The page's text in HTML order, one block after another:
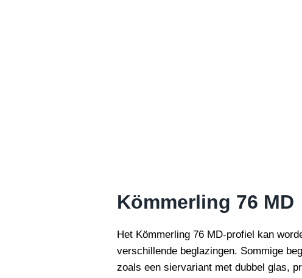
Kömmerling 76 MD
Het Kömmerling 76 MD-profiel kan
verschillende beglazingen. Sommige
zoals een siervariant met dubbel glas,